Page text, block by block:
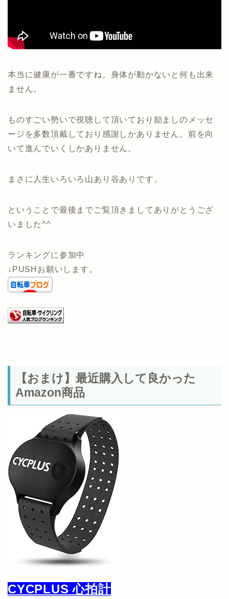
本当に健康が一番ですね。身体が動かないと何も出来
ません。
ものすごい勢いで視聴して頂いており励ましのメッセ
ージを多数頂戴しており感謝しかありません。前を向
いて進んでいくしかありません。
まさに人生いろいろ山あり谷ありです。
ということで最後までご覧頂きましてありがとうござ
いました^^
ランキングに参加中
↓PUSHお願いします。
【おまけ】最近購入して良かった
Amazon商品
CYCPLUS 心拍計